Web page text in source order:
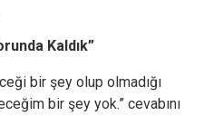
Kaldık”
bir şey olup olmadığı
bir şey yok.” cevabını